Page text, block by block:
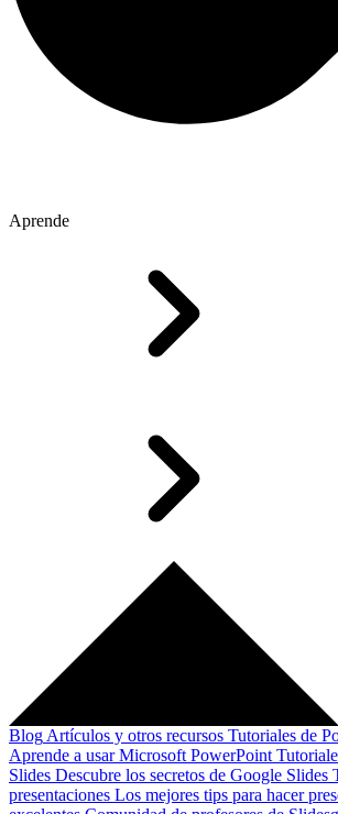
Aprende
Blog Artículos y otros recursos Tutoriales de
Aprende a usar Microsoft PowerPoint
Slides Descubre los secretos de Google Slides
presentaciones Los mejores tips para hacer